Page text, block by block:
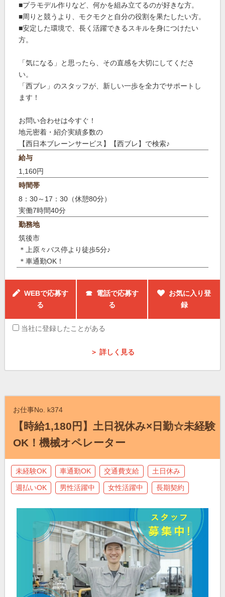
■プラモデル作りなど、何かを組み立てるのが好きな方。
■周りと競うより、モクモクと自分の役割を果たしたい方。
■安定した環境で、長く活躍できるスキルを身につけたい
方。
「気になる」と思ったら、その直感を大切にしてくださ
い。
「西ブレ」のスタッフが、新しい一歩を全力でサポートし
ます！
お問い合わせは今すぐ！
地元密着・紹介実績多数の
【西日本ブレーンサービス】【西ブレ】で検索♪
給与
1,160円
時間帯
8：30～17：30（休憩80分）
実働7時間40分
勤務地
筑後市
＊上原々バス停より徒歩5分♪
＊車通勤OK！
WEBで応募す
る
☎ 電話で応募す
る
お気に入り登
録
当社に登録したことがある
＞ 詳しく見る
お仕事No. k374
【時給1,180円】土日祝休み×日勤☆未経験
OK！機械オペレーター
未経験OK 車通勤OK 交通費支給 土日休み
週払いOK 男性活躍中 女性活躍中 長期契約